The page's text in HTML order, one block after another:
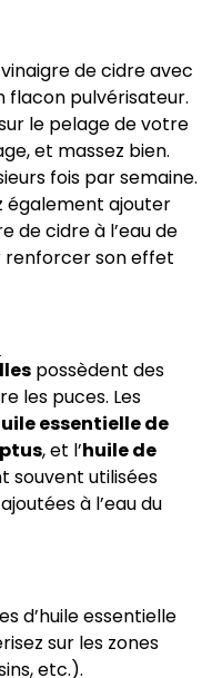
de cidre avec
flacon pulvérisateur.
le pelage de votre
et massez bien.
fois par semaine.
également ajouter
de cidre à l’eau de
renforcer son effet
possèdent des
les puces. Les
essentielle de
, et l’huile de
souvent utilisées
à l’eau du
d’huile essentielle
sur les zones
etc.).